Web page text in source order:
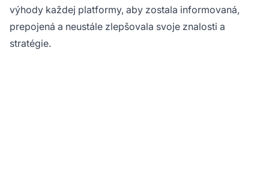
výhody každej platformy, aby zostala informovaná,
prepojená a neustále zlepšovala svoje znalosti a
stratégie.